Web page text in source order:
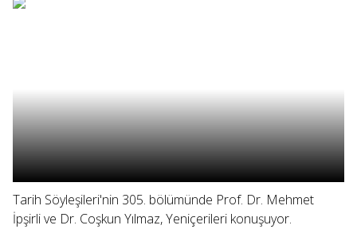
Tarih Söyleşileri'nin 305. bölümünde Prof. Dr. Mehmet
İpşirli ve Dr. Coşkun Yılmaz, Yeniçerileri konuşuyor.